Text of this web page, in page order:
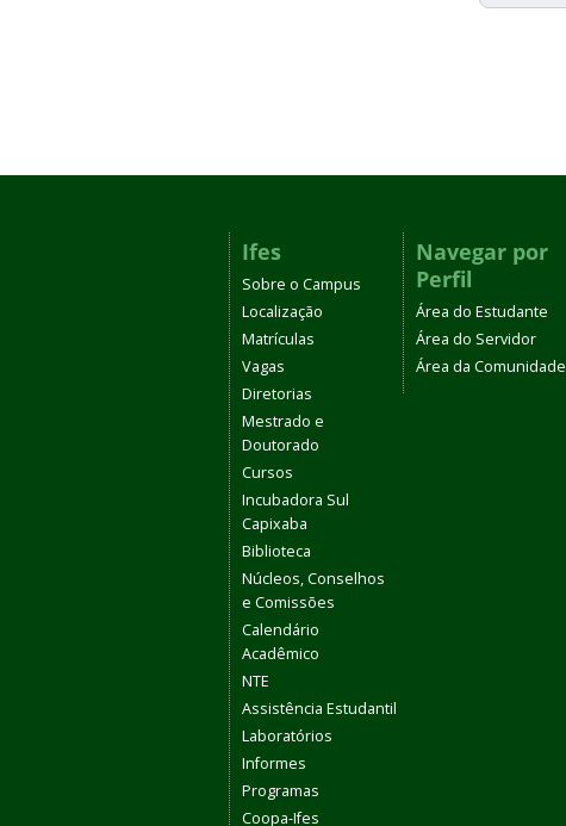
Ifes
Sobre o Campus
Localização
Matrículas
Vagas
Diretorias
Mestrado e
Doutorado
Cursos
Incubadora Sul
Capixaba
Biblioteca
Núcleos, Conselhos
e Comissões
Calendário
Acadêmico
NTE
Assistência Estudantil
Laboratórios
Informes
Programas
Coopa-Ifes
Navegar por
Perfil
Área do Estudante
Área do Servidor
Área da Comunidade